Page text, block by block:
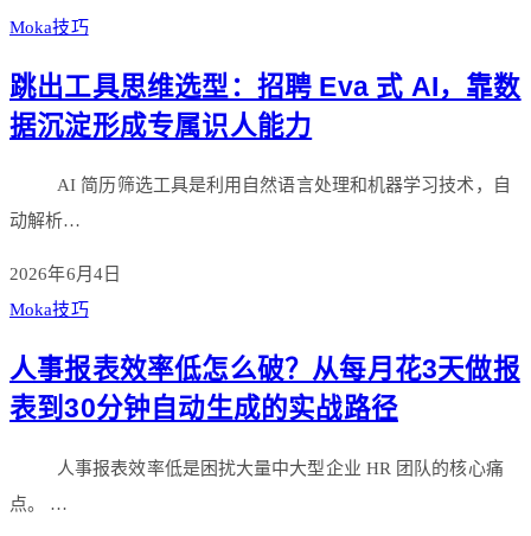
Moka技巧
跳出工具思维选型：招聘 Eva 式 AI，靠数
据沉淀形成专属识人能力
AI 简历筛选工具是利用自然语言处理和机器学习技术，自
动解析…
2026年6月4日
Moka技巧
人事报表效率低怎么破？从每月花3天做报
表到30分钟自动生成的实战路径
人事报表效率低是困扰大量中大型企业 HR 团队的核心痛
点。 …